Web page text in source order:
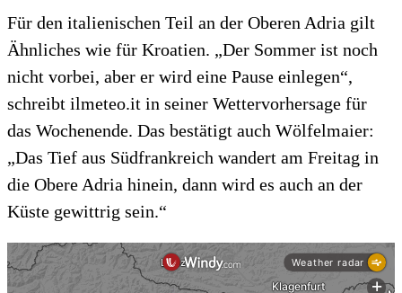
Für den italienischen Teil an der Oberen Adria gilt
Ähnliches wie für Kroatien. „Der Sommer ist noch
nicht vorbei, aber er wird eine Pause einlegen“,
schreibt ilmeteo.it in seiner Wettervorhersage für
das Wochenende. Das bestätigt auch Wölfelmaier:
„Das Tief aus Südfrankreich wandert am Freitag in
die Obere Adria hinein, dann wird es auch an der
Küste gewittrig sein.“